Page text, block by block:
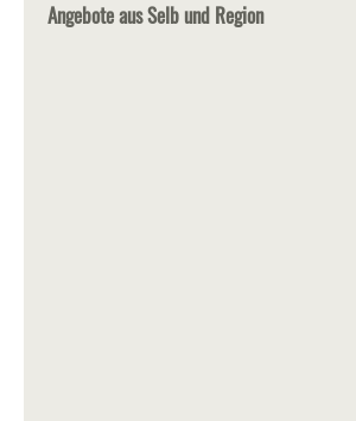
Angebote aus Selb und Region